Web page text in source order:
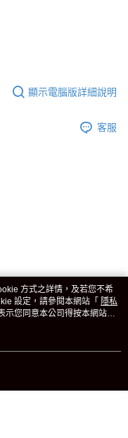
顯示電腦版詳細說明
客服
方式之詳情，及若您不希
設定，請參閱本網站「 隱私
示您同意本公司得按本網站使